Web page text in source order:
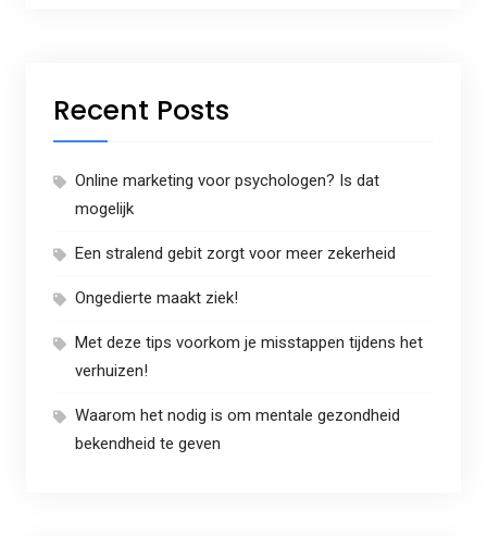
Recent Posts
Online marketing voor psychologen? Is dat
mogelijk
Een stralend gebit zorgt voor meer zekerheid
Ongedierte maakt ziek!
Met deze tips voorkom je misstappen tijdens het
verhuizen!
Waarom het nodig is om mentale gezondheid
bekendheid te geven